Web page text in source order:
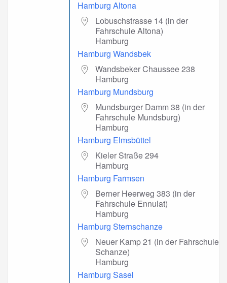
Hamburg Altona
Lobuschstrasse 14 (in der
Fahrschule Altona)
Hamburg
Hamburg Wandsbek
Wandsbeker Chaussee 238
Hamburg
Hamburg Mundsburg
Mundsburger Damm 38 (in der
Fahrschule Mundsburg)
Hamburg
Hamburg Elmsbüttel
Kieler Straße 294
Hamburg
Hamburg Farmsen
Berner Heerweg 383 (in der
Fahrschule Ennulat)
Hamburg
Hamburg Sternschanze
Neuer Kamp 21 (in der Fahrschule
Schanze)
Hamburg
Hamburg Sasel